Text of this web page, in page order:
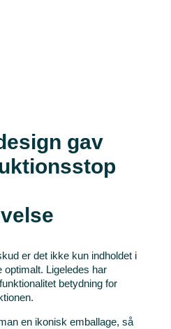
gav
er det ikke kun indholdet i
Ligeledes har
betydning for
en ikonisk emballage, så